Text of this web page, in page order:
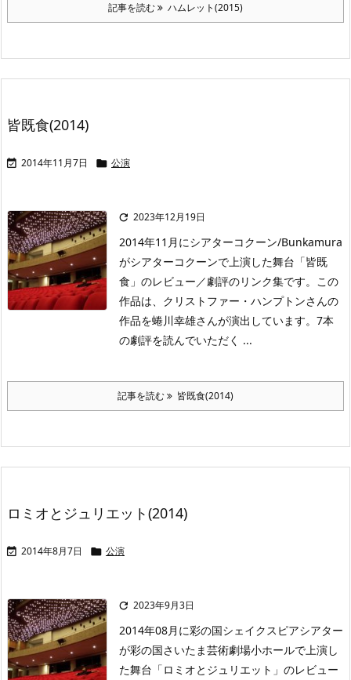
記事を読む ハムレット(2015)
皆既食(2014)
 2014年11月7日  公演
 2023年12月19日
2014年11月にシアターコクーン/Bunkamura
がシアターコクーンで上演した舞台「皆既
食」のレビュー／劇評のリンク集です。この
作品は、クリストファー・ハンプトンさんの
作品を蜷川幸雄さんが演出しています。7本
の劇評を読んでいただく ...
記事を読む 皆既食(2014)
ロミオとジュリエット(2014)
 2014年8月7日  公演
 2023年9月3日
2014年08月に彩の国シェイクスピアシアター
が彩の国さいたま芸術劇場小ホールで上演し
た舞台「ロミオとジュリエット」のレビュー